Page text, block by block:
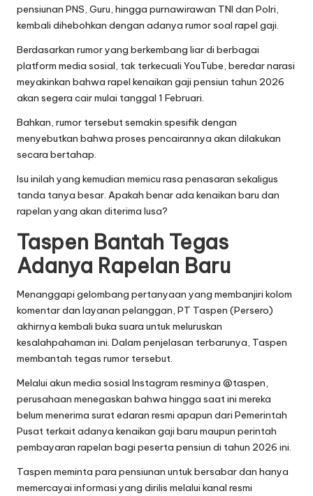
pensiunan PNS, Guru, hingga purnawirawan TNI dan Polri,
kembali dihebohkan dengan adanya rumor soal rapel gaji.
Berdasarkan rumor yang berkembang liar di berbagai
platform media sosial, tak terkecuali YouTube, beredar narasi
meyakinkan bahwa rapel kenaikan gaji pensiun tahun 2026
akan segera cair mulai tanggal 1 Februari.
Bahkan, rumor tersebut semakin spesifik dengan
menyebutkan bahwa proses pencairannya akan dilakukan
secara bertahap.
Isu inilah yang kemudian memicu rasa penasaran sekaligus
tanda tanya besar. Apakah benar ada kenaikan baru dan
rapelan yang akan diterima lusa?
Taspen Bantah Tegas
Adanya Rapelan Baru
Menanggapi gelombang pertanyaan yang membanjiri kolom
komentar dan layanan pelanggan, PT Taspen (Persero)
akhirnya kembali buka suara untuk meluruskan
kesalahpahaman ini. Dalam penjelasan terbarunya, Taspen
membantah tegas rumor tersebut.
Melalui akun media sosial Instagram resminya @taspen,
perusahaan menegaskan bahwa hingga saat ini mereka
belum menerima surat edaran resmi apapun dari Pemerintah
Pusat terkait adanya kenaikan gaji baru maupun perintah
pembayaran rapelan bagi peserta pensiun di tahun 2026 ini.
Taspen meminta para pensiunan untuk bersabar dan hanya
memercayai informasi yang dirilis melalui kanal resmi